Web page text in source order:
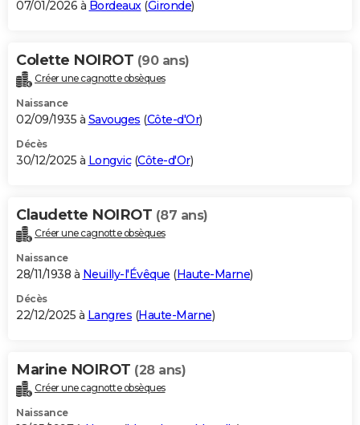
07/01/2026 à Bordeaux(Gironde)
Colette NOIROT (90 ans)
Créer une cagnotte obsèques
Naissance
02/09/1935 à Savouges (Côte-d'Or)
Décès
30/12/2025 à Longvic(Côte-d'Or)
Claudette NOIROT (87 ans)
Créer une cagnotte obsèques
Naissance
28/11/1938 à Neuilly-l'Évêque (Haute-Marne)
Décès
22/12/2025 à Langres (Haute-Marne)
Marine NOIROT (28 ans)
Créer une cagnotte obsèques
Naissance